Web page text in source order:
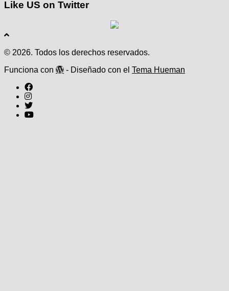
Like US on Twitter
© 2026. Todos los derechos reservados.
Funciona con
- Diseñado con el Tema Hueman